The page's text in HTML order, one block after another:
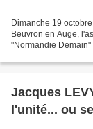
Dimanche 19
Beuvron en Auge,
"Normandie
Jacques
l'unité... ou